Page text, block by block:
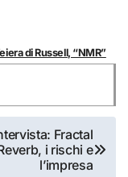
di Russell, “NMR”
Fractal
i rischi e
l’impresa